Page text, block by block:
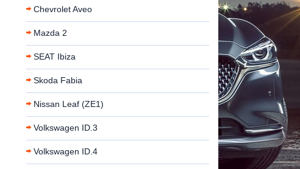
Chevrolet Aveo
Mazda 2
SEAT Ibiza
Skoda Fabia
Nissan Leaf (ZE1)
Volkswagen ID.3
Volkswagen ID.4